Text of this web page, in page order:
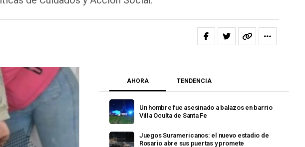
AHORA TENDENCIA
Un hombre fue asesinado a balazos en barrio
Villa Oculta de Santa Fe
Juegos Suramericanos: el nuevo estadio de
Rosario abre sus puertas y promete